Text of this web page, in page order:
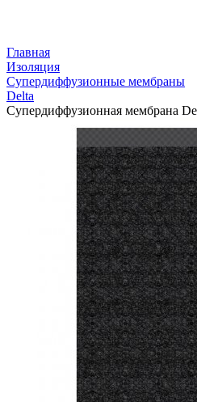
Главная
Изоляция
Супердиффузионные мембраны
Delta
Супердиффузионная мембрана